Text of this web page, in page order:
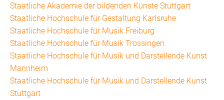
Staatliche Akademie der bildenden Künste Stuttgart
Staatliche Hochschule für Gestaltung Karlsruhe
Staatliche Hochschule für Musik Freiburg
Staatliche Hochschule für Musik Trossingen
Staatliche Hochschule für Musik und Darstellende Kunst
Mannheim
Staatliche Hochschule für Musik und Darstellende Kunst
Stuttgart